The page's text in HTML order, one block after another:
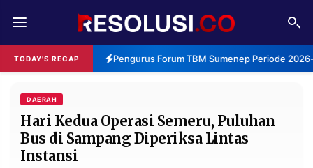
TODAY'S RECAP Pengurus Forum TBM Sumenep Periode
REDAKSI TENTANG
RESOLUSI IKLAN
RUBRIKASI
EDITORIAL
DAERAH
Hari Kedua Operasi Semeru, Puluhan
Bus di Sampang Diperiksa Lintas
Instansi